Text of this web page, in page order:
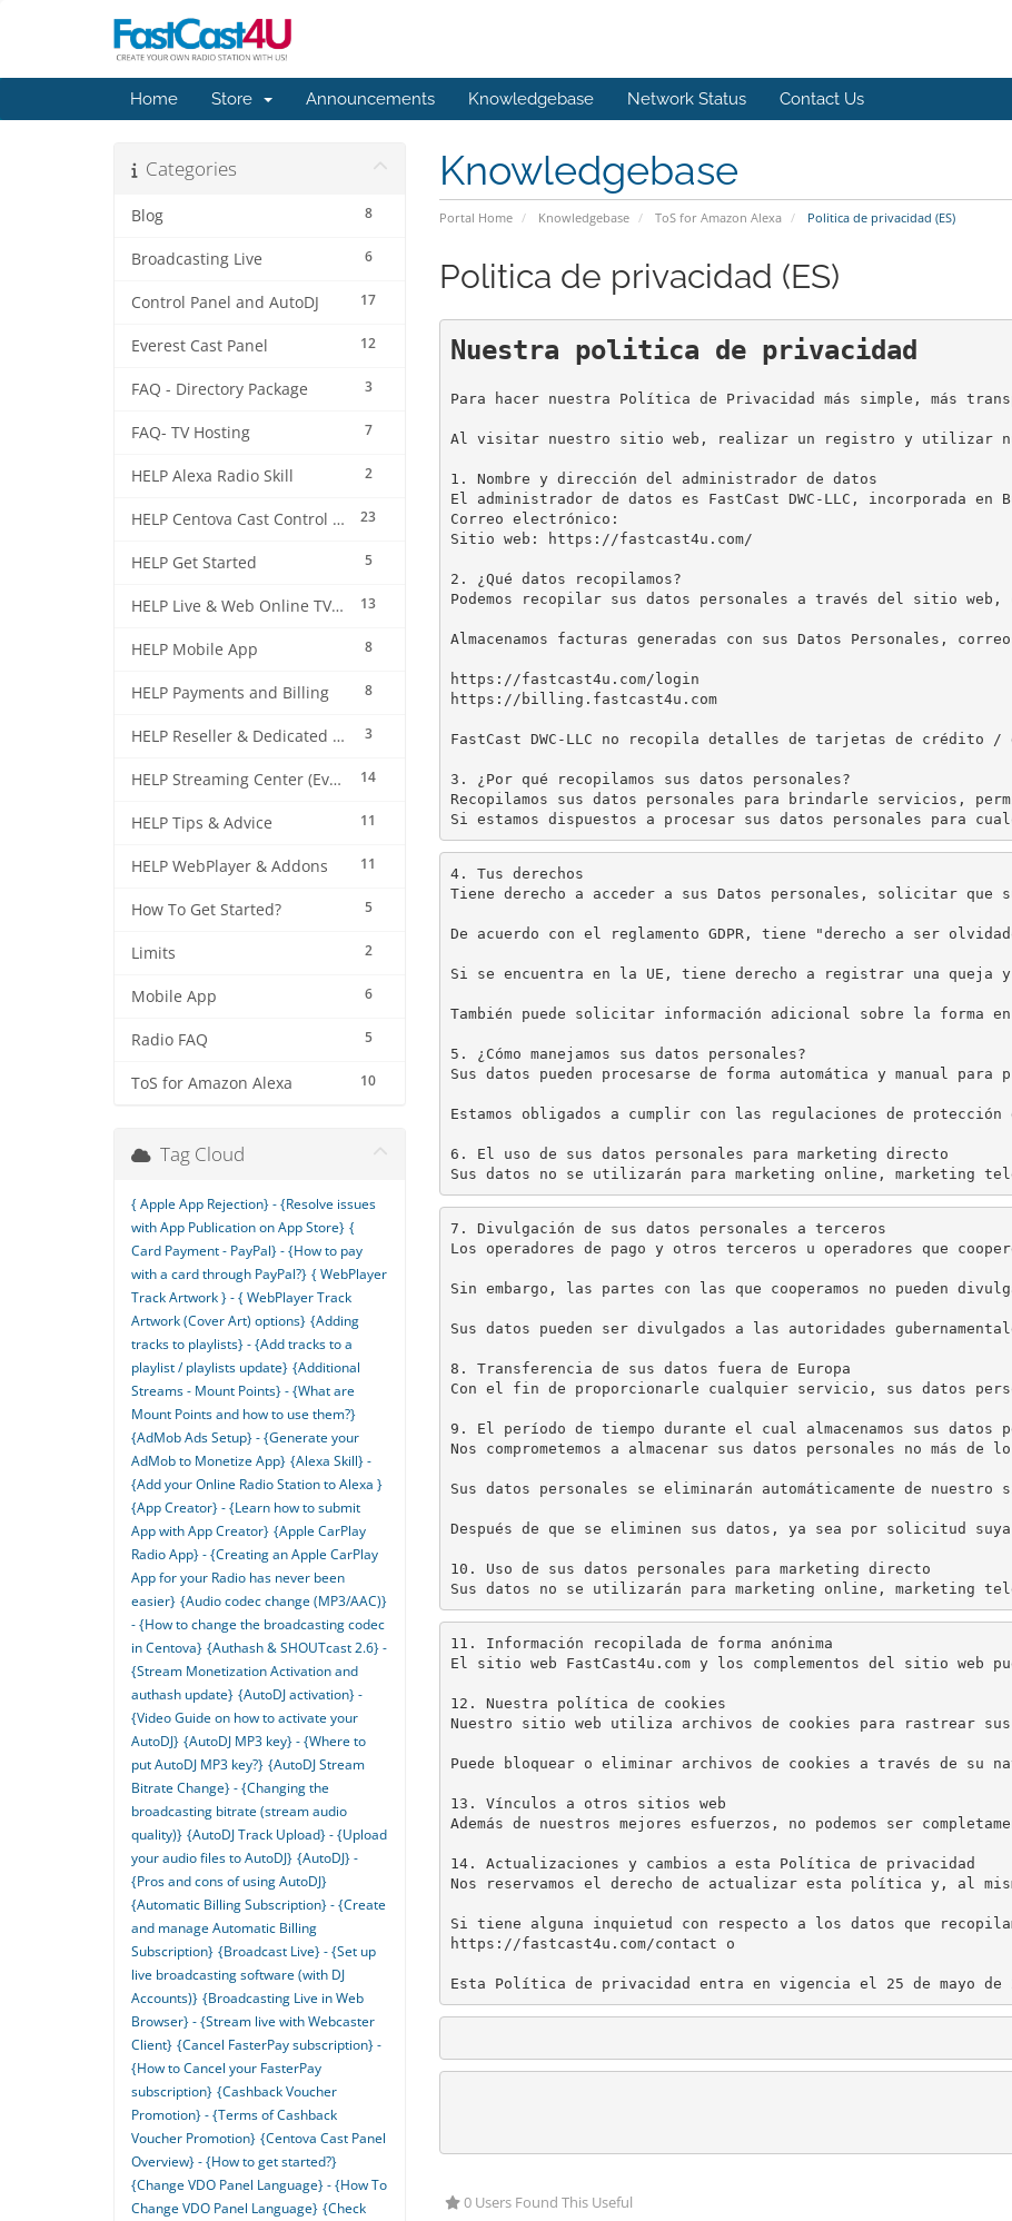
Home Store Announcements Knowledgebase Network Status Contact Us
Knowledgebase
Portal Home Knowledgebase ToS for Amazon Alexa Politica de privacidad (ES)
Categories
8
Blog
6
Broadcasting Live
17
Control Panel and AutoDJ
12
Everest Cast Panel
3
FAQ - Directory Package
7
FAQ- TV Hosting
2
HELP Alexa Radio Skill
23
HELP Centova Cast Control Panel
5
HELP Get Started
13
HELP Live & Web Online TV Streaming
8
HELP Mobile App
8
HELP Payments and Billing
3
HELP Reseller & Dedicated Machines
14
HELP Streaming Center (EverestCast) Control Panel
11
HELP Tips & Advice
11
HELP WebPlayer & Addons
5
How To Get Started?
2
Limits
6
Mobile App
5
Radio FAQ
10
ToS for Amazon Alexa
Politica de privacidad (ES)
Nuestra politica de privacidad
Para hacer nuestra Política de Privacidad más simple, más
Al visitar nuestro sitio web, realizar un registro y utilizar
1. Nombre y dirección del administrador de datos
El administrador de datos es FastCast DWC-LLC, incorporada
Correo electrónico:
Sitio web: https://fastcast4u.com/
2. ¿Qué datos recopilamos?
Podemos recopilar sus datos personales a través del sitio
Almacenamos facturas generadas con sus Datos
https://fastcast4u.com/login
https://billing.fastcast4u.com
FastCast DWC-LLC no recopila detalles de tarjetas de crédito
3. ¿Por qué recopilamos sus datos personales?
Recopilamos sus datos personales para brindarle servicios,
Si estamos dispuestos a procesar sus datos personales para
4. Tus derechos
Tiene derecho a acceder a sus Datos personales, solicitar
De acuerdo con el reglamento GDPR, tiene "derecho a ser
Si se encuentra en la UE, tiene derecho a registrar una queja
También puede solicitar información adicional sobre la forma
5. ¿Cómo manejamos sus datos personales?
Sus datos pueden procesarse de forma automática y manual
Estamos obligados a cumplir con las regulaciones de
6. El uso de sus datos personales para marketing directo
Sus datos no se utilizarán para marketing online, marketing
7. Divulgación de sus datos personales a terceros
Los operadores de pago y otros terceros u operadores que
Sin embargo, las partes con las que cooperamos no pueden
Sus datos pueden ser divulgados a las autoridades
8. Transferencia de sus datos fuera de Europa
Con el fin de proporcionarle cualquier servicio, sus datos
9. El período de tiempo durante el cual almacenamos sus datos
Nos comprometemos a almacenar sus datos personales no más
Sus datos personales se eliminarán automáticamente de
Después de que se eliminen sus datos, ya sea por solicitud
10. Uso de sus datos personales para marketing directo
Sus datos no se utilizarán para marketing online, marketing
11. Información recopilada de forma anónima
El sitio web FastCast4u.com y los complementos del sitio
12. Nuestra política de cookies
Nuestro sitio web utiliza archivos de cookies para rastrear
Puede bloquear o eliminar archivos de cookies a través de su
13. Vínculos a otros sitios web
Además de nuestros mejores esfuerzos, no podemos ser
14. Actualizaciones y cambios a esta Política de privacidad
Nos reservamos el derecho de actualizar esta política y, al
Si tiene alguna inquietud con respecto a los datos que
https://fastcast4u.com/contact o
Esta Política de privacidad entra en vigencia el 25 de mayo
0 Users Found This Useful
Tag Cloud
{ Apple App Rejection} - {Resolve issues
with App Publication on App Store} {
Card Payment - PayPal} - {How to pay
with a card through PayPal?} { WebPlayer
Track Artwork } - { WebPlayer Track
Artwork (Cover Art) options} {Adding
tracks to playlists} - {Add tracks to a
playlist / playlists update} {Additional
Streams - Mount Points} - {What are
Mount Points and how to use them?}
{AdMob Ads Setup} - {Generate your
AdMob to Monetize App} {Alexa Skill} -
{Add your Online Radio Station to Alexa }
{App Creator} - {Learn how to submit
App with App Creator} {Apple CarPlay
Radio App} - {Creating an Apple CarPlay
App for your Radio has never been
easier} {Audio codec change (MP3/AAC)}
- {How to change the broadcasting codec
in Centova} {Authash & SHOUTcast 2.6} -
{Stream Monetization Activation and
authash update} {AutoDJ activation} -
{Video Guide on how to activate your
AutoDJ} {AutoDJ MP3 key} - {Where to
put AutoDJ MP3 key?} {AutoDJ Stream
Bitrate Change} - {Changing the
broadcasting bitrate (stream audio
quality)} {AutoDJ Track Upload} - {Upload
your audio files to AutoDJ} {AutoDJ} -
{Pros and cons of using AutoDJ}
{Automatic Billing Subscription} - {Create
and manage Automatic Billing
Subscription} {Broadcast Live} - {Set up
live broadcasting software (with DJ
Accounts)} {Broadcasting Live in Web
Browser} - {Stream live with Webcaster
Client} {Cancel FasterPay subscription} -
{How to Cancel your FasterPay
subscription} {Cashback Voucher
Promotion} - {Terms of Cashback
Voucher Promotion} {Centova Cast Panel
Overview} - {How to get started?}
{Change VDO Panel Language} - {How To
Change VDO Panel Language} {Check